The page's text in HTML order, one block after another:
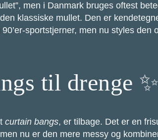
men i Danmark bruges oftest
klassiske mullet. Den er
90’er-sportstjerner, men nu styles
til drenge ✨
curtain bangs, er tilbage. Det er en
nu er den mere messy og